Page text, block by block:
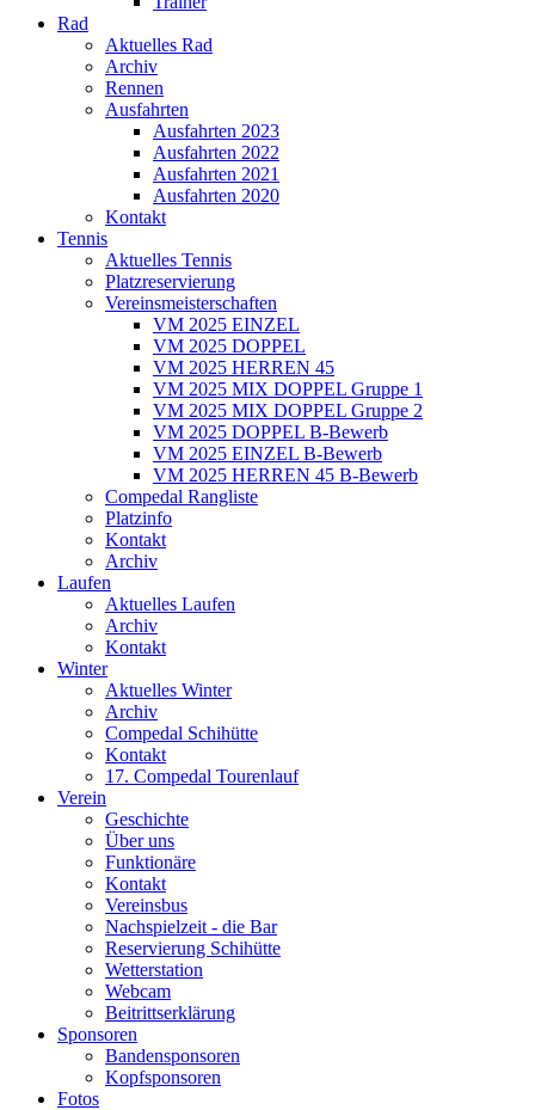
Rad
Aktuelles Rad
Archiv
Rennen
Ausfahrten
Ausfahrten 2023
Ausfahrten 2022
Ausfahrten 2021
Ausfahrten 2020
Kontakt
Tennis
Aktuelles Tennis
Platzreservierung
Vereinsmeisterschaften
VM 2025 EINZEL
VM 2025 DOPPEL
VM 2025 HERREN 45
VM 2025 MIX DOPPEL Gruppe 1
VM 2025 MIX DOPPEL Gruppe 2
VM 2025 DOPPEL B-Bewerb
VM 2025 EINZEL B-Bewerb
VM 2025 HERREN 45 B-Bewerb
Compedal Rangliste
Platzinfo
Kontakt
Archiv
Laufen
Aktuelles Laufen
Archiv
Kontakt
Winter
Aktuelles Winter
Archiv
Compedal Schihütte
Kontakt
17. Compedal Tourenlauf
Verein
Geschichte
Über uns
Funktionäre
Kontakt
Vereinsbus
Nachspielzeit - die Bar
Reservierung Schihütte
Wetterstation
Webcam
Beitrittserklärung
Sponsoren
Bandensponsoren
Kopfsponsoren
Fotos